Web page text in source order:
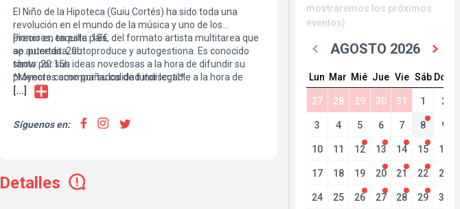
El Niño de la Hipoteca (Guiu Cortés) ha sido toda una
revolución en el mundo de la música y uno de los
pioneros, en este país, del formato artista multitarea que
se autoedita, autoproduce y autogestiona. Es conocido
tanto por sus ideas novedosas a la hora de difundir su
proyecto como por su calidad indiscutible a la hora de
componer. Ahora nos presenta un nuevo show que aúna
Karate. Un show en el que, mediante un juego, el público y
el cantante decidirán qué sucederá en cada momento. 2ª
Precio en taquilla: 18€
ap. puertas: 20h
show: 20.15h
*Menores acompañados de tutor legal*
[...]
Síguenos en:
Detalles
mostraremos los próximos
eventos)
AGOSTO 2026
Lun Mar Mié Jue Vie Sáb Dom
27 28 29 30 31 1 2
3 4 5 6 7 8 9
10 11 12 13 14 15 16
17 18 19 20 21 22 23
24 25 26 27 28 29 30